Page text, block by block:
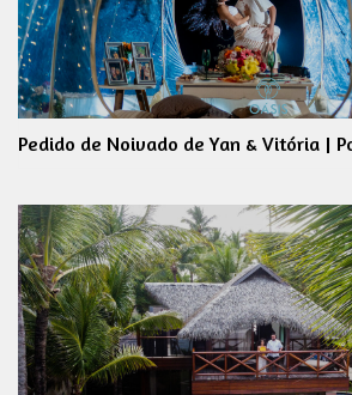
Pedido de Noivado de Yan & Vitória |